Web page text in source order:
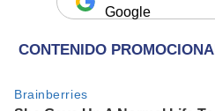
Google